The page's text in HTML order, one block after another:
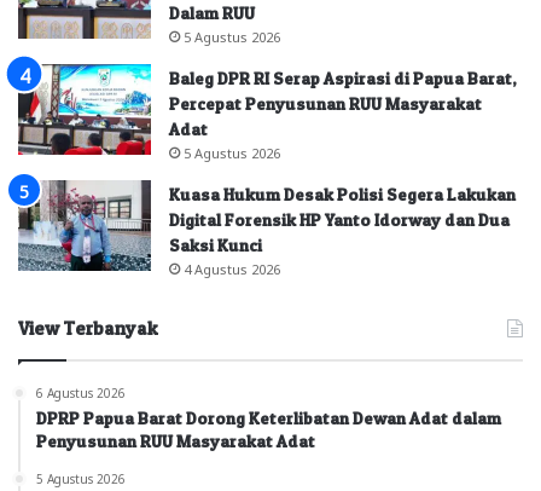
Dalam RUU
5 Agustus 2026
Baleg DPR RI Serap Aspirasi di Papua Barat,
Percepat Penyusunan RUU Masyarakat
Adat
5 Agustus 2026
Kuasa Hukum Desak Polisi Segera Lakukan
Digital Forensik HP Yanto Idorway dan Dua
Saksi Kunci
4 Agustus 2026
View Terbanyak
6 Agustus 2026
DPRP Papua Barat Dorong Keterlibatan Dewan Adat dalam
Penyusunan RUU Masyarakat Adat
5 Agustus 2026